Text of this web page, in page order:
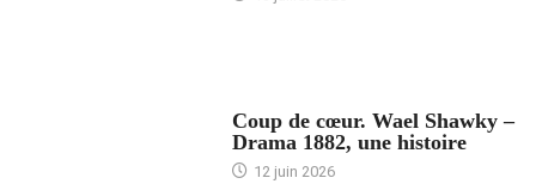
Coup de cœur. Wael Shawky –
Drama 1882, une histoire
12 juin 2026